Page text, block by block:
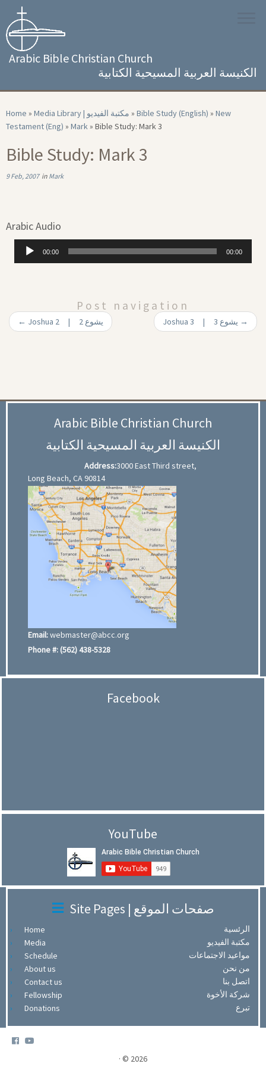
content
Arabic Bible Christian Church
الكنيسة العربية المسيحية الكتابية
Home » Media Library | مكتبة الفيديو » Bible Study (English) » New
Testament (Eng) » Mark» Bible Study: Mark 3
Bible Study: Mark 3
9 Feb, 2007in Mark
Arabic Audio
Audio
Player
00:00 00:00
Post navigation
← Joshua 2 | 2 يشوع →
Arabic Bible Christian Church
الكنيسة العربية المسيحية الكتابية
Address:3000 East Third street,
Long Beach, CA 90814
Email:webmaster@abcc.org
Phone #:(562) 438-5328
Facebook
YouTube
Site Pages | صفحات الموقع
Home
الرئسية
Media
مكتبة الفيديو
Schedule
مواعيد الاجتماعات
About us
من نحن
Contact us
اتصل بنا
Fellowship
شركة الأخوة
Donations
تبرع
· © 2026